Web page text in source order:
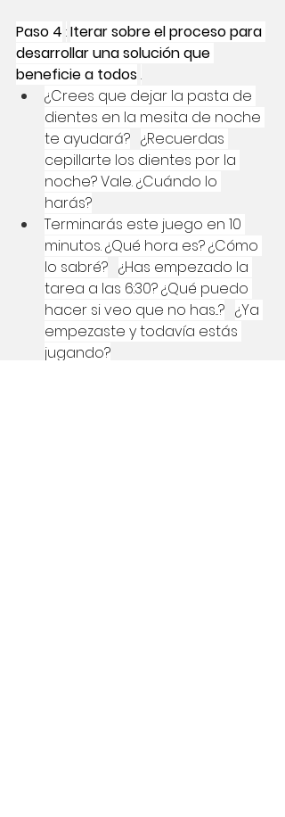
Paso 4 :Iterar sobre el proceso para
desarrollar una solución que
beneficie a todos.
¿Crees que dejar la pasta de
dientes en la mesita de noche
te ayudará? ¿Recuerdas
cepillarte los dientes por la
noche? Vale. ¿Cuándo lo
harás?
Terminarás este juego en 10
minutos. ¿Qué hora es? ¿Cómo
lo sabré? ¿Has empezado la
tarea a las 6:30? ¿Qué puedo
hacer si veo que no has...? ¿Ya
empezaste y todavía estás
jugando?